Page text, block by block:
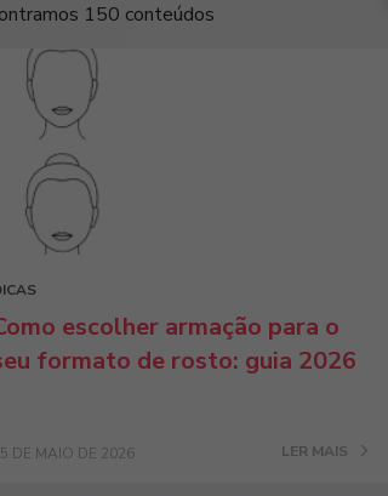
150 conteúdos
escolher armação para o
formato de rosto: guia 2026
DE MAIO DE 2026 LER MAIS